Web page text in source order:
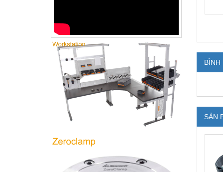
BÌNH
SẢN